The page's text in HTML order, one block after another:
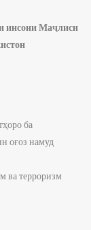
инсони Маҷлиси
ба
оғоз намуд
ва терроризм